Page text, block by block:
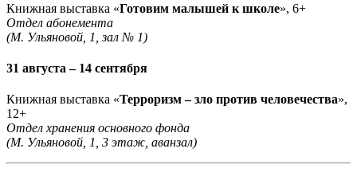
Книжная выставка «Готовим малышей к школе», 6+
Отдел абонемента
(М. Ульяновой, 1, зал № 1)
31 августа – 14 сентября
Книжная выставка «Терроризм – зло против человечества»,
12+
Отдел хранения основного фонда
(М. Ульяновой, 1, 3 этаж, аванзал)